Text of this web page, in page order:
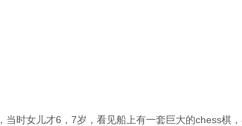
时女儿才6，7岁，看见船上有一套巨大的chess棋